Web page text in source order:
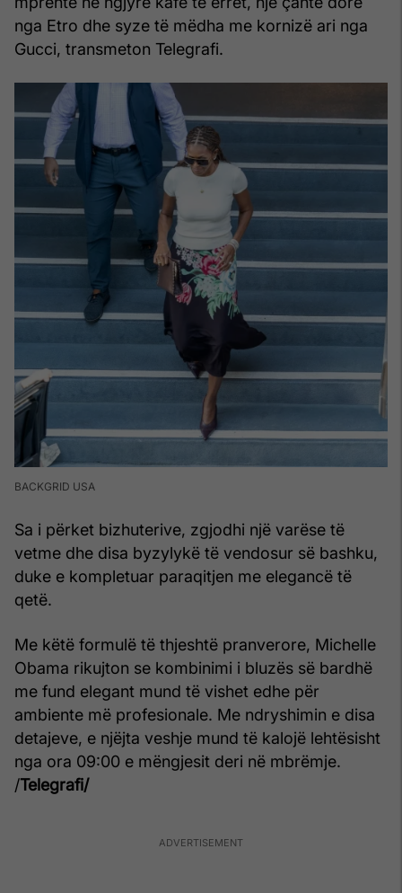
nga Etro dhe syze të mëdha me kornizë ari nga
Gucci, transmeton Telegrafi.
BACKGRID USA
Sa i përket bizhuterive, zgjodhi një varëse të
vetme dhe disa byzylykë të vendosur së bashku,
duke e kompletuar paraqitjen me elegancë të
qetë.
Me këtë formulë të thjeshtë pranverore, Michelle
Obama rikujton se kombinimi i bluzës së bardhë
me fund elegant mund të vishet edhe për
ambiente më profesionale. Me ndryshimin e disa
detajeve, e njëjta veshje mund të kalojë lehtësisht
nga ora 09:00 e mëngjesit deri në mbrëmje.
/Telegrafi/